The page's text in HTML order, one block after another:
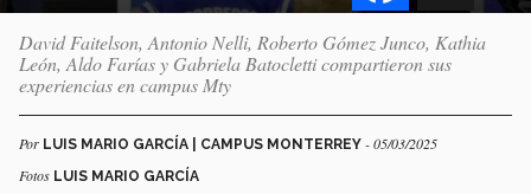
David Faitelson, Antonio Nelli, Roberto Gómez Junco, Kathia
León, Aldo Farías y Gabriela Batocletti compartieron sus
experiencias en campus Mty
Por LUIS MARIO GARCÍA | CAMPUS MONTERREY - 05/03/2025
Fotos LUIS MARIO GARCÍA